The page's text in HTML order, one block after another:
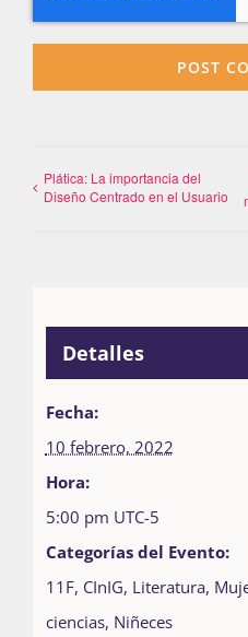
Plática: La importancia del
Diseño Centrado en el Usuario
Detalles
Fecha:
10 febrero, 2022
Hora:
5:00 pm UTC-5
Categorías del Evento:
11F, CInIG, Literatura,
ciencias, Niñeces